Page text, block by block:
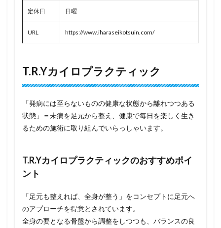
定休日 日曜
URL https://www.iharaseikotsuin.com/
T.R.Yカイロプラクティック
「発病には至らないものの健康な状態から離れつつある
状態」＝未病を足元から整え、健康で毎日を楽しく生き
るための施術に取り組んでいらっしゃいます。
T.R.Yカイロプラクティックのおすすめポイ
ント
「足元も整えれば、全身が整う」をコンセプトに足元へ
のアプローチを得意とされています。
全身の要となる骨盤から調整をしつつも、バランスの良